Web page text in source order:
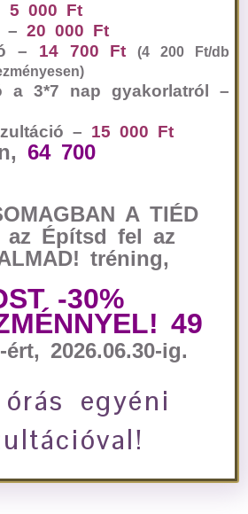
5 000 Ft
– 20 000 Ft
– 14 700 Ft(4 200 Ft/db
a 3*7 nap gyakorlatról –
– 15 000 Ft
64 700
A TIÉD
az Építsd fel az
tréning,
-30%
49
-ért, 2026.06.30-ig.
egyéni